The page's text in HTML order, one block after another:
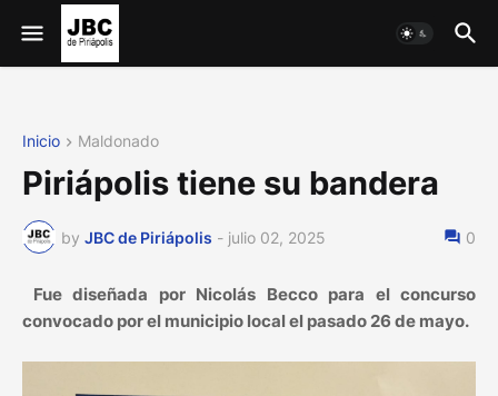
Inicio Maldonado
Piriápolis tiene su bandera
by JBC de Piriápolis - julio 02, 2025 0
Fue diseñada por Nicolás Becco para el concurso
convocado por el municipio local el pasado 26 de mayo.